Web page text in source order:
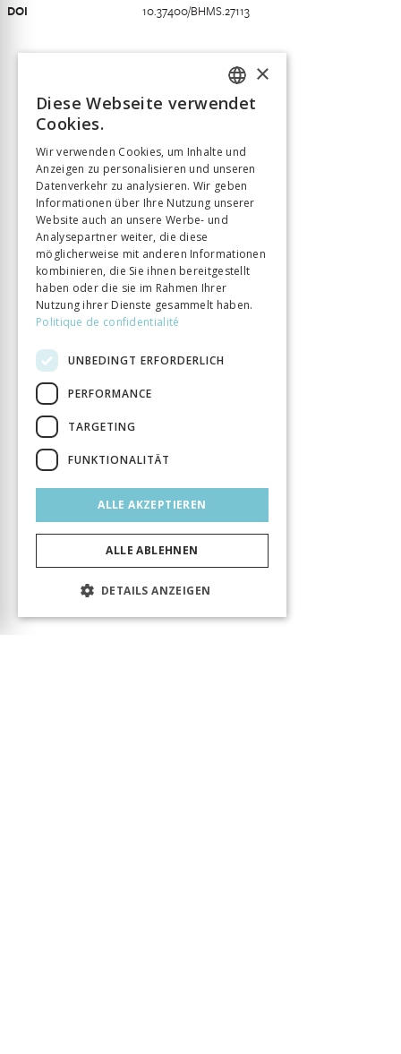
DOI
10.37400/BHMS.27113
FRENCH
ITALIAN
×
Diese Webseite verwendet
Cookies.
Wir verwenden Cookies, um Inhalte und
Anzeigen zu personalisieren und unseren
Datenverkehr zu analysieren. Wir geben
Informationen über Ihre Nutzung unserer
Website auch an unsere Werbe- und
Analysepartner weiter, die diese
möglicherweise mit anderen Informationen
kombinieren, die Sie ihnen bereitgestellt
haben oder die sie im Rahmen Ihrer
Nutzung ihrer Dienste gesammelt haben.
Politique de confidentialité
UNBEDINGT ERFORDERLICH
PERFORMANCE
TARGETING
FUNKTIONALITÄT
ALLE AKZEPTIEREN
ALLE ABLEHNEN
DETAILS ANZEIGEN